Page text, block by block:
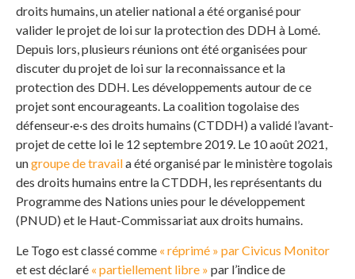
droits humains, un atelier national a été organisé pour
valider le projet de loi sur la protection des DDH à Lomé.
Depuis lors, plusieurs réunions ont été organisées pour
discuter du projet de loi sur la reconnaissance et la
protection des DDH. Les développements autour de ce
projet sont encourageants. La coalition togolaise des
défenseur·e·s des droits humains (CTDDH) a validé l’avant-
projet de cette loi le 12 septembre 2019. Le 10 août 2021,
ungroupe de travaila été organisé par le ministère togolais
des droits humains entre la CTDDH, les représentants du
Programme des Nations unies pour le développement
(PNUD) et le Haut-Commissariat aux droits humains.
Le Togo est classé comme « réprimé » par Civicus Monitor
et est déclaré « partiellement libre » par l’indice de